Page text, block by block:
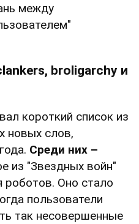
между
broligarchy и
короткий список из
новых слов,
Среди них –
из "Звездных войн"
роботов. Оно стало
пользователи
так несовершенные